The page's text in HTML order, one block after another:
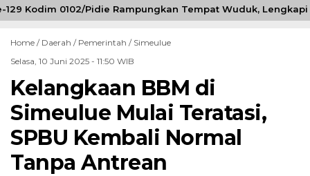
Kodim 0102/Pidie Rampungkan Tempat Wuduk, Lengkapi
Home / Daerah / Pemerintah / Simeulue
Selasa, 10 Juni 2025 - 11:50 WIB
Kelangkaan BBM di
Simeulue Mulai Teratasi,
SPBU Kembali Normal
Tanpa Antrean